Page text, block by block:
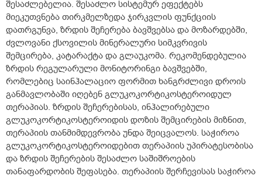
შესაძლებელია. შესაძლო სისტემურ ეფექტებს
მიეკუთვნება თირკმელზედა ჯირკვლის ფუნქციის
დათრგუნვა, ზრდის შეჩერება ბავშვებსა და მოზარდებში,
ძვლოვანი ქსოვილის მინერალური სიმკვრივის
შემცირება, კატარაქტა და გლაუკომა. რეკომენდებულია
ზრდის რეგულარული მონიტორინგი ბავშვებში,
რომლებიც საინჰალაციო ფორმით ხანგრძლივი დროის
განმავლობაში იღებენ გლუკოკორტიკოსტეროიდულ
თერაპიას. ზრდის შეჩერებისას, ინჰალირებული
გლუკოკორტიკოსტეროიდის დოზის შემცირების მიზნით,
თერაპიის თანმიმდევრობა უნდა შეიცვალოს. საჭიროა
გლუკოკორტიკოსტეროიდებით თერაპიის უპირატესობისა
და ზრდის შეჩერების შესაძლო საშიშროების
თანაფარდობის შეფასება. თერაპიის შერჩევისას საჭიროა